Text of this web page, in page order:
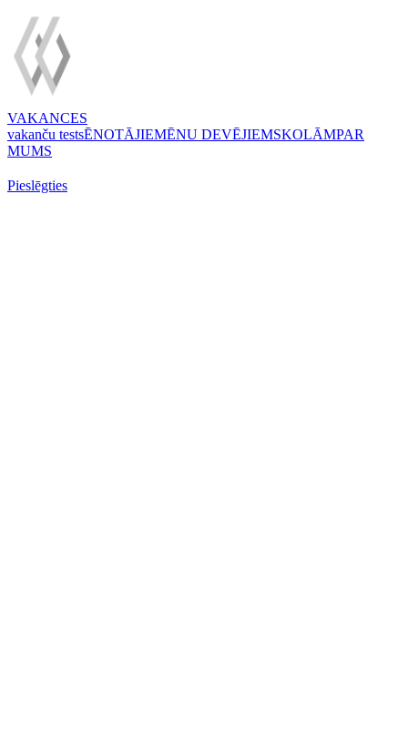
VAKANCES
vakanču testsĒNOTĀJIEMĒNU DEVĒJIEMSKOLĀMPAR
MUMS
Pieslēgties